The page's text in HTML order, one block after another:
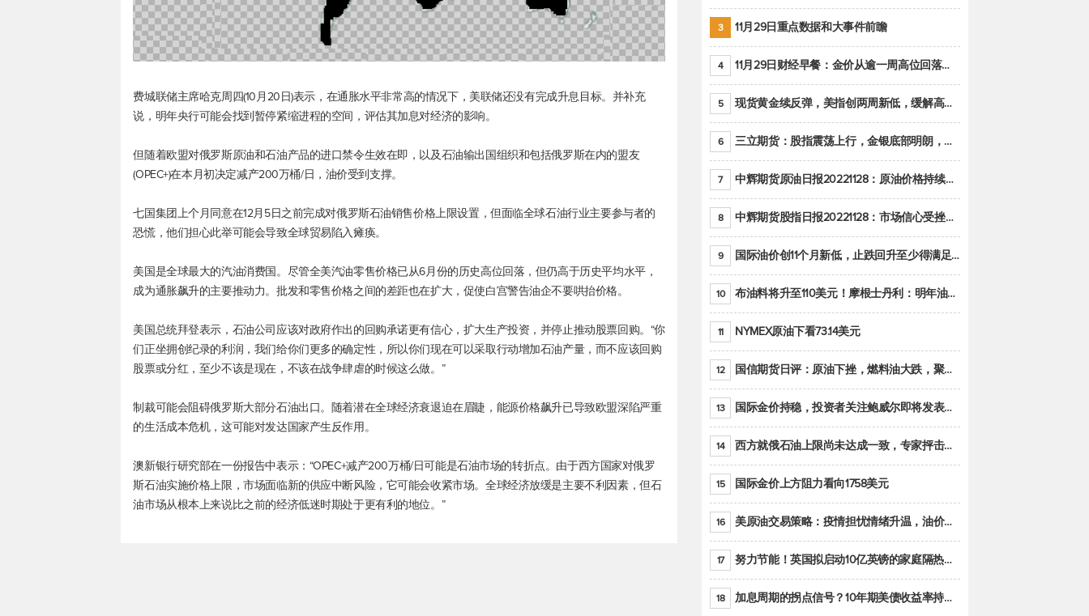
费城联储主席哈克周四(10月20日)表示，在通胀水平非常高的情况下，美联储还没有完成升息目标。并补充
说，明年央行可能会找到暂停紧缩进程的空间，评估其加息对经济的影响。
但随着欧盟对俄罗斯原油和石油产品的进口禁令生效在即，以及石油输出国组织和包括俄罗斯在内的盟友
(OPEC+)在本月初决定减产200万桶/日，油价受到支撑。
七国集团上个月同意在12月5日之前完成对俄罗斯石油销售价格上限设置，但面临全球石油行业主要参与者的
恐慌，他们担心此举可能会导致全球贸易陷入瘫痪。
美国是全球最大的汽油消费国。尽管全美汽油零售价格已从6月份的历史高位回落，但仍高于历史平均水平，
成为通胀飙升的主要推动力。批发和零售价格之间的差距也在扩大，促使白宫警告油企不要哄抬价格。
美国总统拜登表示，石油公司应该对政府作出的回购承诺更有信心，扩大生产投资，并停止推动股票回购。“你
们正坐拥创纪录的利润，我们给你们更多的确定性，所以你们现在可以采取行动增加石油产量，而不应该回购
股票或分红，至少不该是现在，不该在战争肆虐的时候这么做。”
制裁可能会阻碍俄罗斯大部分石油出口。随着潜在全球经济衰退迫在眉睫，能源价格飙升已导致欧盟深陷严重
的生活成本危机，这可能对发达国家产生反作用。
澳新银行研究部在一份报告中表示：“OPEC+减产200万桶/日可能是石油市场的转折点。由于西方国家对俄罗
斯石油实施价格上限，市场面临新的供应中断风险，它可能会收紧市场。全球经济放缓是主要不利因素，但石
油市场从根本上来说比之前的经济低迷时期处于更有利的地位。”
3 11月29日重点数据和大事件前瞻
4 11月29日财经早餐：金价从逾一周高位回落，美联储官员重申鹰派立场推动美元回升
5 现货黄金续反弹，美指创两周新低，缓解高通胀美国须治本
6 三立期货：股指震荡上行，金银底部明朗，原油偏弱走势(20221128收评)
7 中辉期货原油日报20221128：原油价格持续下降，市场关注OPEC+新一轮产能政策
8 中辉期货股指日报20221128：市场信心受挫，股指全线回调
9 国际油价创11个月新低，止跌回升至少得满足二大条件之一
10 布油料将升至110美元！摩根士丹利：明年油市面临七大不确定性
11 NYMEX原油下看73.14美元
12 国信期货日评：原油下挫，燃料油大跌，聚烯烃谨慎回调
13 国际金价持稳，投资者关注鲍威尔即将发表的讲话
14 西方就俄石油上限尚未达成一致，专家抨击限价是无用功
15 国际金价上方阻力看向1758美元
16 美原油交易策略：疫情担忧情绪升温，油价跌创年内新低
17 努力节能！英国拟启动10亿英镑的家庭隔热工程 减少能源消耗
18 加息周期的拐点信号？10年期美债收益率持续低于联邦基金利率目标区间